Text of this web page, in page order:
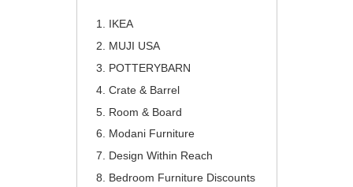
IKEA
MUJI USA
POTTERYBARN
Crate & Barrel
Room & Board
Modani Furniture
Design Within Reach
Bedroom Furniture Discounts